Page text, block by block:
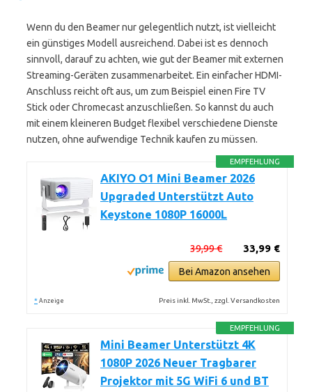
Wenn du den Beamer nur gelegentlich nutzt, ist vielleicht
ein günstiges Modell ausreichend. Dabei ist es dennoch
sinnvoll, darauf zu achten, wie gut der Beamer mit externen
Streaming-Geräten zusammenarbeitet. Ein einfacher HDMI-
Anschluss reicht oft aus, um zum Beispiel einen Fire TV
Stick oder Chromecast anzuschließen. So kannst du auch
mit einem kleineren Budget flexibel verschiedene Dienste
nutzen, ohne aufwendige Technik kaufen zu müssen.
EMPFEHLUNG
AKIYO O1 Mini Beamer 2026
Upgraded Unterstützt Auto
Keystone 1080P 16000L
33,99 €
39,99 €
Bei Amazon ansehen
* Anzeige Preis inkl. MwSt., zzgl. Versandkosten
EMPFEHLUNG
Mini Beamer Unterstützt 4K
1080P 2026 Neuer Tragbarer
Projektor mit 5G WiFi 6 und BT